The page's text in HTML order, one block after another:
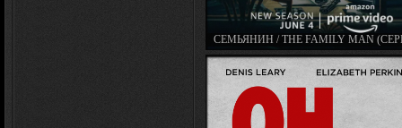
СЕМЬЯНИН / THE FAMILY MAN
2019 – 2021)